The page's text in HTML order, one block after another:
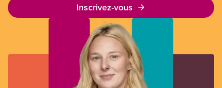
Inscrivez-vous